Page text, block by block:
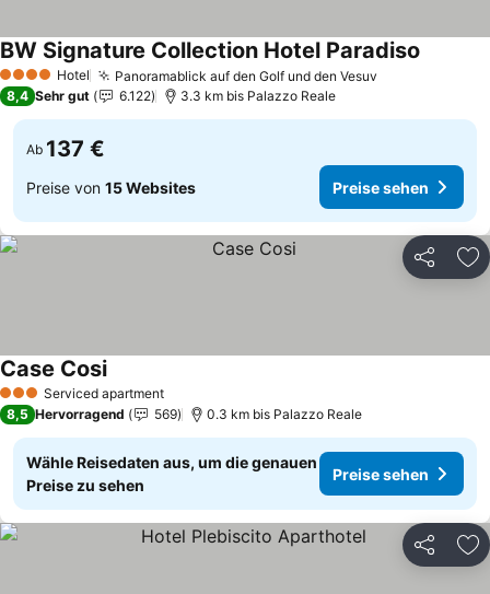
4 Sterne Hotel Panoramablick auf den Golf und den Vesuv
BW Signature Collection Hotel Paradiso
8,4 Sehr gut 6.122 3.3 km bis Palazzo Reale
Ab 137 €
Preise von 15 Websites Preise sehen
Teilen
3 SterneServiced apartment
Case CosiPreise sehen
8,5 Hervorragend 569 0.3 km bis Palazzo Reale
Wähle Reisedaten aus, um die genauen
Preise zu sehen
Preise sehen
Teilen